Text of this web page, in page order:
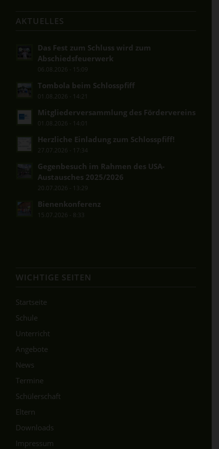
AKTUELLES
Das Fest zum Schluss wird zum
Abschiedsfeuerwerk
06.08.2026 - 15:09
Tombola beim Schlosspfiff
01.08.2026 - 14:21
Mitgliederversammlung des Fördervereins
01.08.2026 - 14:01
Herzliche Einladung zum Schlosspfiff!
27.07.2026 - 17:34
Gegenbesuch im Rahmen des USA-
Austausches 2025/2026
20.07.2026 - 13:29
Bienenkonferenz
15.07.2026 - 8:33
WICHTIGE SEITEN
Startseite
Schule
Unterricht
Angebote
News
Termine
Schülerschaft
Eltern
Downloads
Impressum